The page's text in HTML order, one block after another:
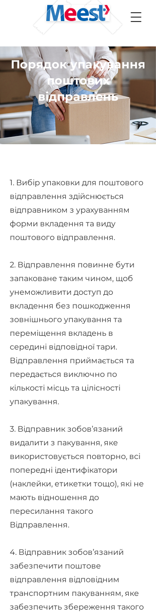
Порядок упакування
поштових
відправлень
1. Вибір упаковки для поштового
відправлення здійснюється
відправником з урахуванням
форми вкладення та виду
поштового відправлення.
2. Відправлення повинне бути
запаковане таким чином, щоб
унеможливити доступ до
вкладення без пошкодження
зовнішнього упакування та
переміщення вкладень в
середині відповідної тари.
Відправлення приймається та
передається виключно по
кількості місць та цілісності
упакування.
3. Відправник зобов’язаний
видалити з пакування, яке
використовується повторно, всі
попередні ідентифікатори
(наклейки, етикетки тощо), які не
мають відношення до
пересилання такого
Відправлення.
4. Відправник зобов’язаний
забезпечити поштове
відправлення відповідним
транспортним пакуванням, яке
забезпечить збереження такого